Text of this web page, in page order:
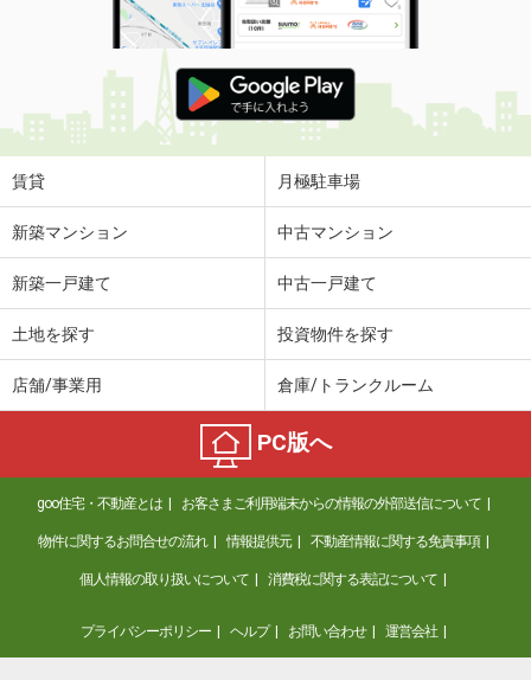
賃貸 月極駐車場
新築マンション 中古マンション
新築一戸建て 中古一戸建て
土地を探す 投資物件を探す
店舗/事業用 倉庫/トランクルーム
PC版へ
goo住宅・不動産とは お客さまご利用端末からの情報の外部送信について
物件に関するお問合せの流れ 情報提供元 不動産情報に関する免責事項
個人情報の取り扱いについて 消費税に関する表記について
プライバシーポリシー ヘルプ お問い合わせ 運営会社